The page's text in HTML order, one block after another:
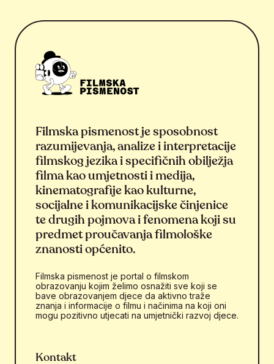
Filmska pismenost je sposobnost
razumijevanja, analize i interpretacije
filmskog jezika i specifičnih obilježja
filma kao umjetnosti i medija,
kinematografije kao kulturne,
socijalne i komunikacijske činjenice
te drugih pojmova i fenomena koji su
predmet proučavanja filmološke
znanosti općenito.
Filmska pismenost je portal o filmskom
obrazovanju kojim želimo osnažiti sve koji se
bave obrazovanjem djece da aktivno traže
znanja i informacije o filmu i načinima na koji oni
mogu pozitivno utjecati na umjetnički razvoj djece.
Kontakt